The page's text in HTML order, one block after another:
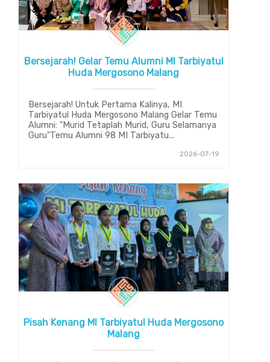
Bersejarah! Gelar Temu Alumni MI Tarbiyatul
Huda Mergosono Malang
Bersejarah! Untuk Pertama Kalinya, MI
Tarbiyatul Huda Mergosono Malang Gelar Temu
Alumni: "Murid Tetaplah Murid, Guru Selamanya
Guru"Temu Alumni 98 MI Tarbiyatu...
2026-07-19
Pisah Kenang MI Tarbiyatul Huda Mergosono
Malang